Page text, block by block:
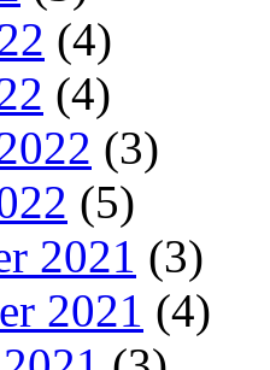
(4)
(4)
(3)
(5)
2021 (3)
2021 (4)